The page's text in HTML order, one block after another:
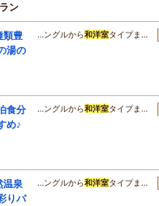
ン
類豊
湯の
…ングルから和洋室タイプま…
食分
め♪
…ングルから和洋室タイプま…
温泉
りバ
…ングルから和洋室タイプま…